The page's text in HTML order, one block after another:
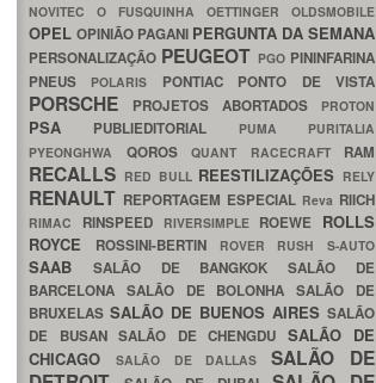
NOVITEC O FUSQUINHA OETTINGER OLDSMOBILE
OPEL OPINIÃO PAGANI PERGUNTA DA SEMANA
PERSONALIZAÇÃO PEUGEOT PGO PININFARINA
PNEUS
POLARIS PONTIAC PONTO DE VISTA
PORSCHE PROJETOS ABORTADOS PROTON
PSA PUBLIEDITORIAL PUMA PURITALIA
PYEONGHWA QOROS QUANT RACECRAFT RAM
RECALLS RED BULL REESTILIZAÇÕES RELY
RENAULT REPORTAGEM ESPECIAL Reva RIICH
RIMAC RINSPEED RIVERSIMPLE ROEWE ROLLS
ROYCE
ROSSINI-BERTIN ROVER RUSH S-AUTO
SAAB SALÃO DE BANGKOKSALÃO DE
BARCELONA SALÃO DE BOLONHASALÃO DE
BRUXELAS SALÃO DE BUENOS AIRES SALÃO
DE BUSAN SALÃO DE CHENGDU SALÃO DE
CHICAGO
SALÃO DE DALLASSALÃO DE